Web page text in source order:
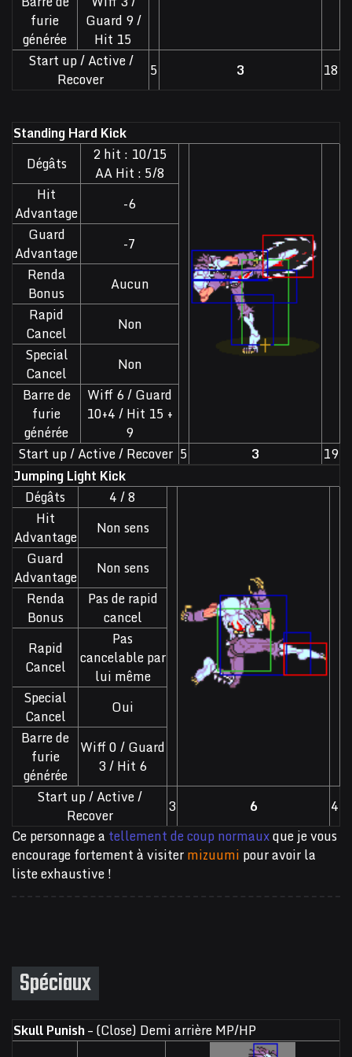
furie
générée
Guard 9 /
Hit 15
Start up / Active /
Recover
5 3 18
Standing Hard Kick
Dégâts
2 hit : 10/15
AA Hit : 5/8
Hit
Advantage
-6
Guard
Advantage
-7
Renda
Bonus
Aucun
Rapid
Cancel
Non
Special
Cancel
Non
Barre de
furie
générée
Wiff 6 / Guard
10+4 / Hit 15 +
9
Start up / Active / Recover 5 3
19
Jumping Light Kick
Dégâts
4 / 8
Hit
Advantage
Non sens
Guard
Advantage
Non sens
Renda
Bonus
Pas de rapid
cancel
Rapid
Cancel
Pas
cancelable par
lui même
Special
Cancel
Oui
Barre de
furie
générée
Wiff 0 / Guard
3 / Hit 6
Start up / Active /
Recover
3 6
4
Ce personnage a tellement de coup normauxque je vous
encourage fortement à visitermizuumi pour avoir la
liste exhaustive !
Spéciaux
Skull Punish– (Close) Demi arrière MP/HP